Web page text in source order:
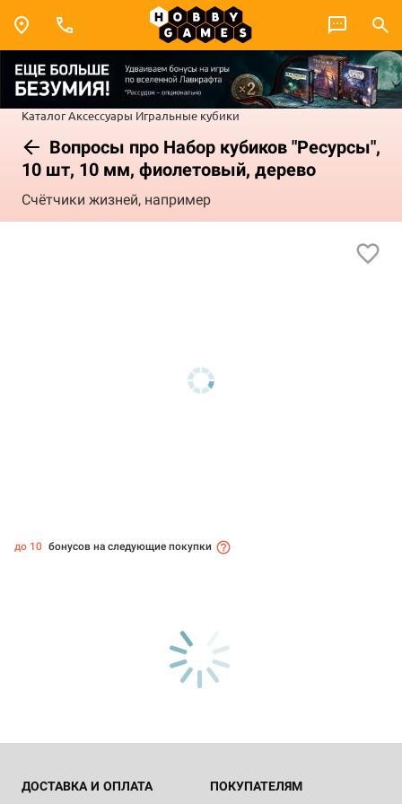
КаталогАксессуары Игральные кубики
Вопросы про Набор кубиков "Ресурсы",
10 шт, 10 мм, фиолетовый, дерево
Счётчики жизней, например
до 10 бонусов на следующие покупки
ДОСТАВКА И ОПЛАТА ПОКУПАТЕЛЯМ